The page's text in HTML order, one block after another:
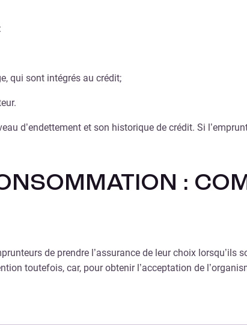
qui sont intégrés au crédit;
d’endettement et son historique de crédit. Si
:
de prendre l’assurance de leur choix
toutefois, car, pour obtenir l’acceptation de